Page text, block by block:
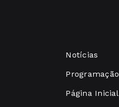
Notícias
Programação
Página Inicial